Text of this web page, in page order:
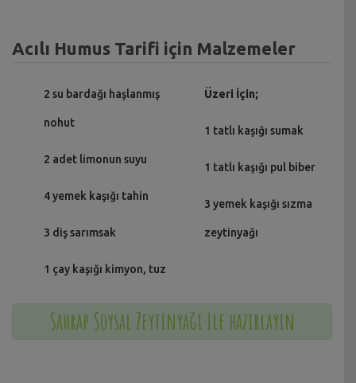
Acılı Humus Tarifi için Malzemeler
2 su bardağı haşlanmış
nohut
2 adet limonun suyu
4 yemek kaşığı tahin
3 diş sarımsak
1 çay kaşığı kimyon, tuz
Üzeri İçin;
1 tatlı kaşığı sumak
1 tatlı kaşığı pul biber
3 yemek kaşığı sızma
zeytinyağı
Sahrap Soysal Zeytinyağı ile hazırlayın